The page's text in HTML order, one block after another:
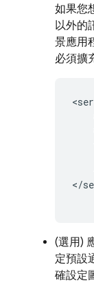
如果您
以外的
景應用
必須擴
<
</
(選用)
定預設
確設定